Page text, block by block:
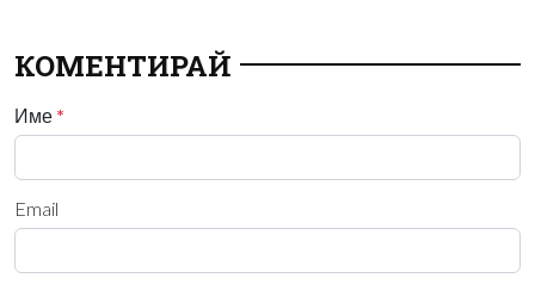
КОМЕНТИРАЙ
Име *
Email